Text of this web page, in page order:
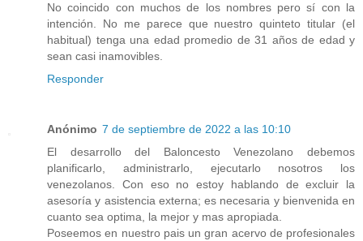
No coincido con muchos de los nombres pero sí con la
intención. No me parece que nuestro quinteto titular (el
habitual) tenga una edad promedio de 31 años de edad y
sean casi inamovibles.
Responder
Anónimo 7 de septiembre de 2022 a las 10:10
El desarrollo del Baloncesto Venezolano debemos
planificarlo, administrarlo, ejecutarlo nosotros los
venezolanos. Con eso no estoy hablando de excluir la
asesoría y asistencia externa; es necesaria y bienvenida en
cuanto sea optima, la mejor y mas apropiada.
Poseemos en nuestro pais un gran acervo de profesionales